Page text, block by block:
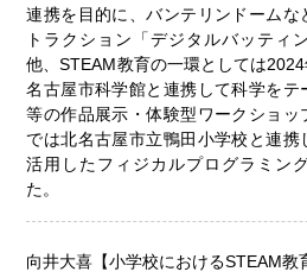
連携を目的に、バンテリンドームな
トラクション「デジタルバッティ
他、STEAM教育の一環としては
名古屋市科学館と連携して科学をテ
等の作品展示・体験型ワークショ
では北名古屋市立鴨田小学校と連
活用したフィジカルプログラミン
た。
向井大喜【小学校におけるSTEAM教